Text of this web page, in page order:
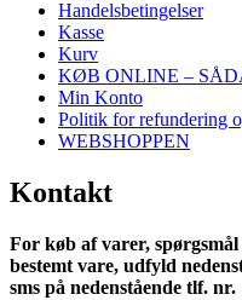
Handelsbetingelser
Kasse
Kurv
KØB ONLINE –
Min Konto
Politik for refundering
WEBSHOPPEN
Kontakt
For køb af varer, spørgsmål
bestemt vare, udfyld
sms på nedenstående tlf. nr.